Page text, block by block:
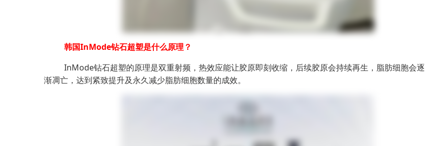
韩国InMode钻石超塑是什么原理？
InMode钻石超塑的原理是双重射频，热效应能让胶原即刻收缩，后续胶原会持续再生，脂肪细胞会逐
渐凋亡，达到紧致提升及永久减少脂肪细胞数量的成效。